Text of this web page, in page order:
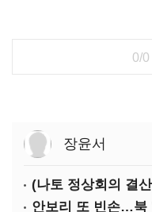
0/0
장윤서
안보리 또 빈손…북